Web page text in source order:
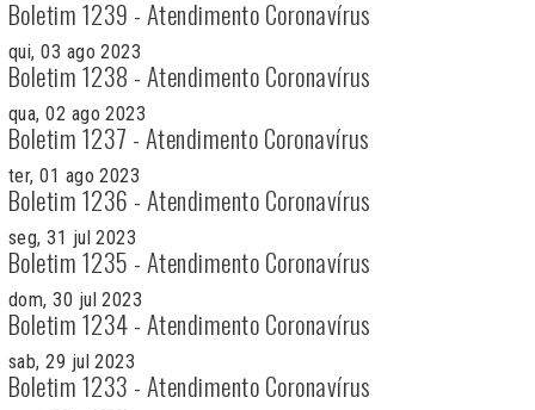
Boletim 1239 - Atendimento Coronavírus
qui, 03 ago 2023
Boletim 1238 - Atendimento Coronavírus
qua, 02 ago 2023
Boletim 1237 - Atendimento Coronavírus
ter, 01 ago 2023
Boletim 1236 - Atendimento Coronavírus
seg, 31 jul 2023
Boletim 1235 - Atendimento Coronavírus
dom, 30 jul 2023
Boletim 1234 - Atendimento Coronavírus
sab, 29 jul 2023
Boletim 1233 - Atendimento Coronavírus